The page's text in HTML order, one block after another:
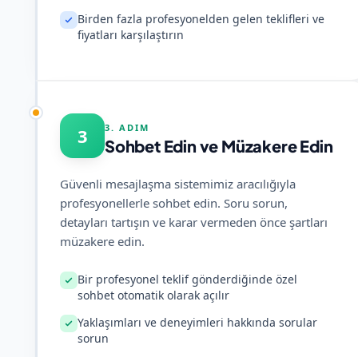
Birden fazla profesyonelden gelen teklifleri ve
fiyatları karşılaştırın
3 3. ADIM
Sohbet Edin ve Müzakere Edin
Güvenli mesajlaşma sistemimiz aracılığıyla
profesyonellerle sohbet edin. Soru sorun,
detayları tartışın ve karar vermeden önce şartları
müzakere edin.
Bir profesyonel teklif gönderdiğinde özel
sohbet otomatik olarak açılır
Yaklaşımları ve deneyimleri hakkında sorular
sorun